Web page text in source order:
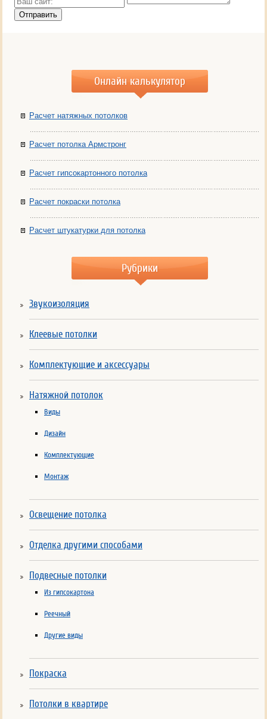
Онлайн калькулятор
Расчет натяжных потолков
Расчет потолка Армстронг
Расчет гипсокартонного потолка
Расчет покраски потолка
Расчет штукатурки для потолка
Рубрики
Звукоизоляция
Клеевые потолки
Комплектующие и аксессуары
Натяжной потолок
Виды
Дизайн
Комплектующие
Монтаж
Освещение потолка
Отделка другими способами
Подвесные потолки
Из гипсокартона
Реечный
Другие виды
Покраска
Потолки в квартире